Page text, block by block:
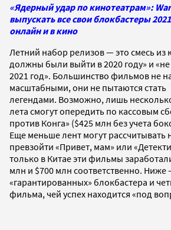
«Ядерный удар по кинотеатрам»:
выпускать все свои блокбастеры
онлайн и в кино
Летний набор релизов — это смесь из
должны были выйти в 2020 году» и
2021 год». Большинство фильмов не
масштабными, они не пытаются стать
легендами. Возможно, лишь
лета смогут опередить по кассовым
против Конга» ($425 млн без учета
Еще меньше лент могут рассчитывать
превзойти «Привет, мам» или
только в Китае эти фильмы
млн и $700 млн соответственно. Ниже
«гарантированных» блокбастера и
фильма, чей успех находится «под